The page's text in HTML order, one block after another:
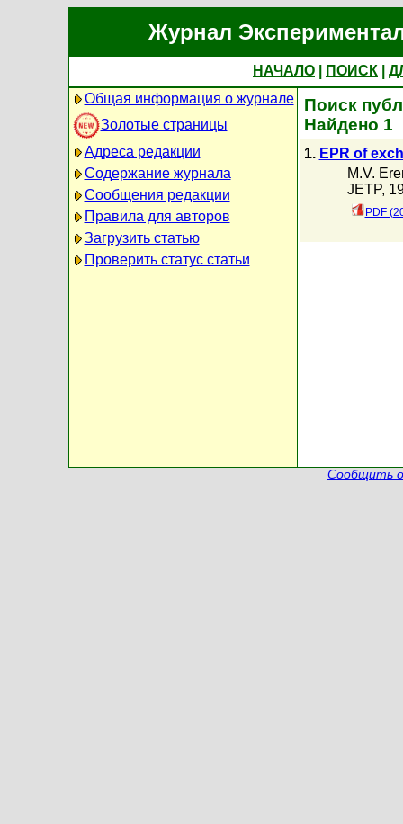
Журнал
НАЧАЛО ПОИСК
Общая информация о журнале
Золотые страницы
Адреса редакции
Содержание журнала
Сообщения редакции
Правила для авторов
Загрузить статью
Проверить статус статьи
Поиск
Найдено 1
1. EPR of
M.V.
JETP,
PDF
Сообщить о